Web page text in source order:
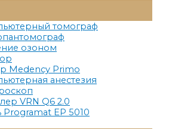
Меню
томограф
озоном
Medency Primo
анестезия
VRN Q6 2.0
Programat EP 5010